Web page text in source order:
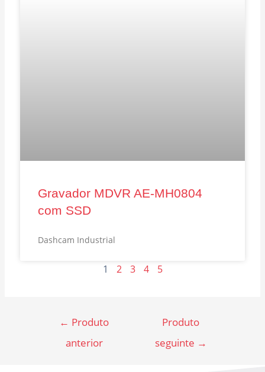
Gravador MDVR AE‑MH0804
com SSD
Dashcam Industrial
1 2 3 4 5
← Produto
anterior
Produto
seguinte →